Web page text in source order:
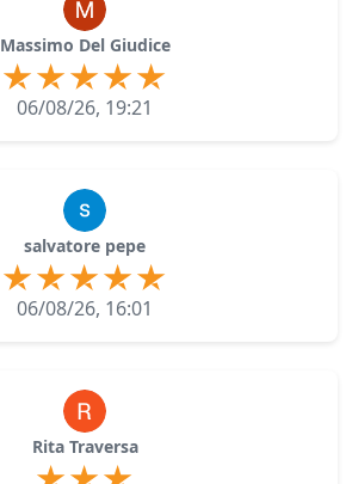
Massimo Del Giudice
06/08/26, 19:21
salvatore pepe
06/08/26, 16:01
Rita Traversa